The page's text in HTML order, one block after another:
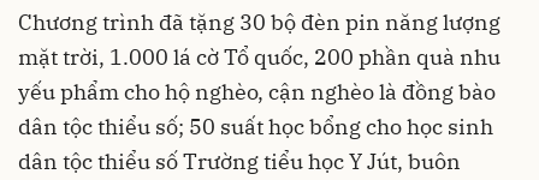
Chương trình đã tặng 30 bộ đèn pin năng lượng
mặt trời, 1.000 lá cờ Tổ quốc, 200 phần quà nhu
yếu phẩm cho hộ nghèo, cận nghèo là đồng bào
dân tộc thiểu số; 50 suất học bổng cho học sinh
dân tộc thiểu số Trường tiểu học Y Jút, buôn